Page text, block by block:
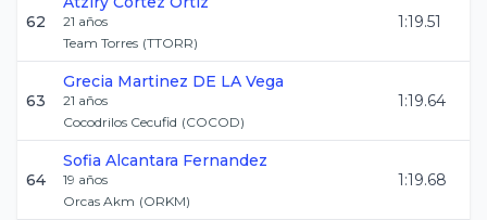
62 21 años
Team Torres (TTORR)
1:19.51
63
Grecia Martinez DE LA Vega
21 años
Cocodrilos Cecufid (COCOD)
1:19.64
64
Sofia Alcantara Fernandez
19 años
Orcas Akm (ORKM)
1:19.68